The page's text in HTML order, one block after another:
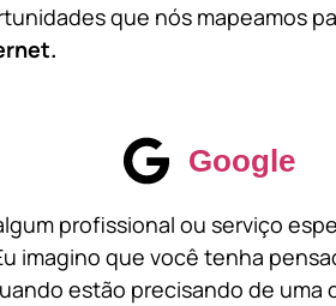
que nós mapeamos
Google
profissional ou serviço
imagino que você tenha
estão precisando de uma